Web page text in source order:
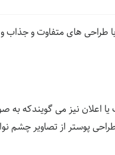
های متفاوت و جذاب
اعلان نیز می گویندکه به
پوستر از تصاویر چشم